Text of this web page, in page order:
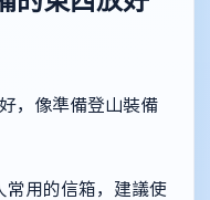
，像準備登山裝備
常用的信箱，建議使